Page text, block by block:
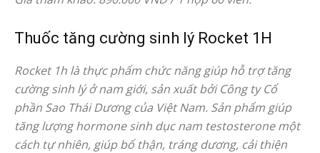
Thuốc tăng cường sinh lý Rocket 1H
Rocket 1h là thực phẩm chức năng giúp hỗ trợ tăng
cường sinh lý ở nam giới, sản xuất bởi Công ty Cổ
phần Sao Thái Dương của Việt Nam. Sản phẩm giúp
tăng lượng hormone sinh dục nam testosterone một
cách tự nhiên, giúp bổ thận, tráng dương, cải thiện